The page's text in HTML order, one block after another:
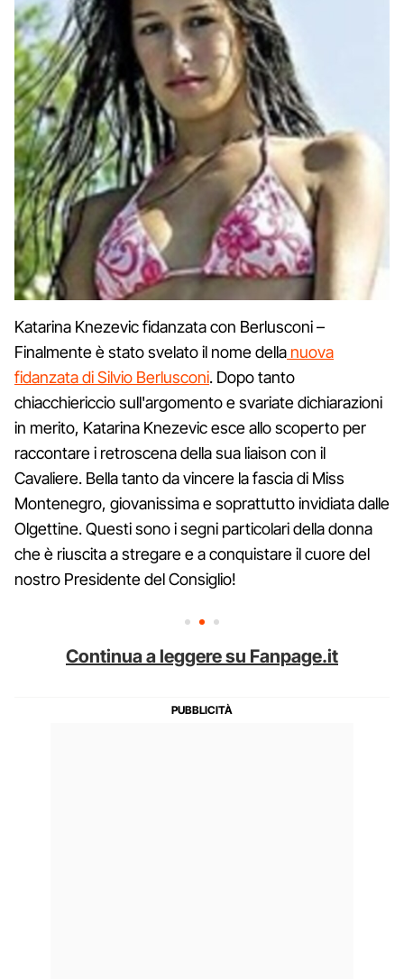
Katarina Knezevic fidanzata con Berlusconi –
Finalmente è stato svelato il nome della nuova
fidanzata di Silvio Berlusconi. Dopo tanto
chiacchiericcio sull'argomento e svariate dichiarazioni
in merito, Katarina Knezevic esce allo scoperto per
raccontare i retroscena della sua liaison con il
Cavaliere. Bella tanto da vincere la fascia di Miss
Montenegro, giovanissima e soprattutto invidiata dalle
Olgettine. Questi sono i segni particolari della donna
che è riuscita a stregare e a conquistare il cuore del
nostro Presidente del Consiglio!
Continua a leggere su Fanpage.it